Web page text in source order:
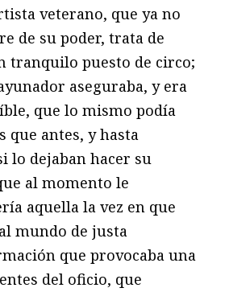
veterano, que ya no
de su poder, trata de
tranquilo puesto de circo;
aseguraba, y era
que lo mismo podía
que antes, y hasta
lo dejaban hacer su
al momento le
aquella la vez en que
mundo de justa
que provocaba una
del oficio, que